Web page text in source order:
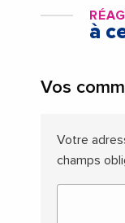
à
Vos
Votre
champs